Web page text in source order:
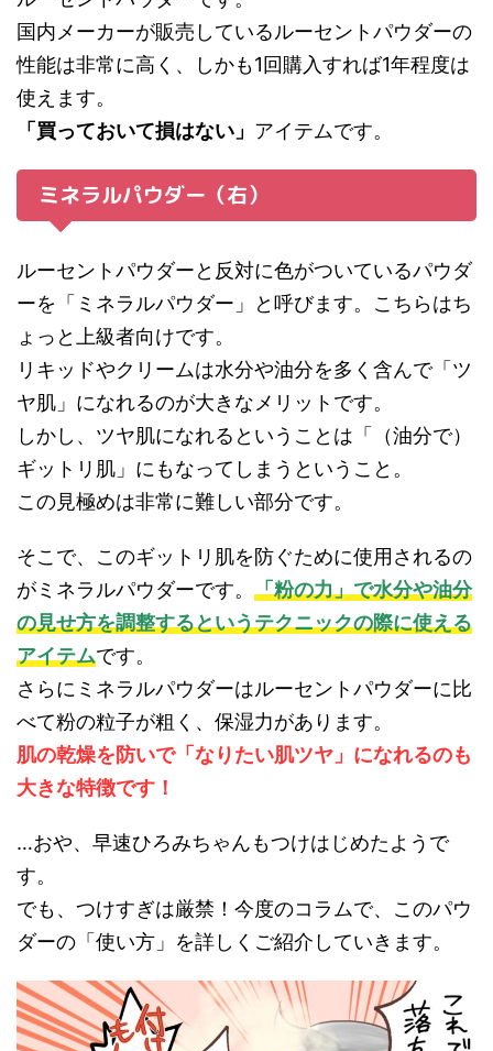
国内メーカーが販売しているルーセントパウダーの
性能は非常に高く、しかも1回購入すれば1年程度は
使えます。
「買っておいて損はない」 アイテムです。
ミネラルパウダー（右）
ルーセントパウダーと反対に色がついているパウダ
ーを「ミネラルパウダー」と呼びます。こちらはち
ょっと上級者向けです。
リキッドやクリームは水分や油分を多く含んで「ツ
ヤ肌」になれるのが大きなメリットです。
しかし、ツヤ肌になれるということは「（油分で）
ギットリ肌」にもなってしまうということ。
この見極めは非常に難しい部分です。
そこで、このギットリ肌を防ぐために使用されるの
がミネラルパウダーです。 「粉の力」で水分や油分
の見せ方を調整するというテクニックの際に使える
アイテムです。
さらにミネラルパウダーはルーセントパウダーに比
べて粉の粒子が粗く、保湿力があります。
肌の乾燥を防いで「なりたい肌ツヤ」になれるのも
大きな特徴です！
…おや、早速ひろみちゃんもつけはじめたようで
す。
でも、つけすぎは厳禁！今度のコラムで、このパウ
ダーの「使い方」を詳しくご紹介していきます。